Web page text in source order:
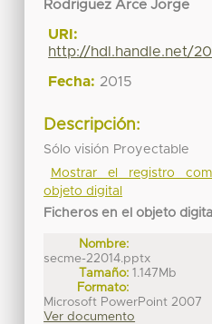
Rodriguez Arce Jorge
URI:
http://hdl.handle.net/
Fecha: 2015
Descripción:
Sólo visión Proyectable
Mostrar el registro
objeto digital
Ficheros en el objeto digital
Nombre:
secme-22014.pptx
Tamaño: 1.147Mb
Formato:
Microsoft PowerPoint 2007
Ver documento